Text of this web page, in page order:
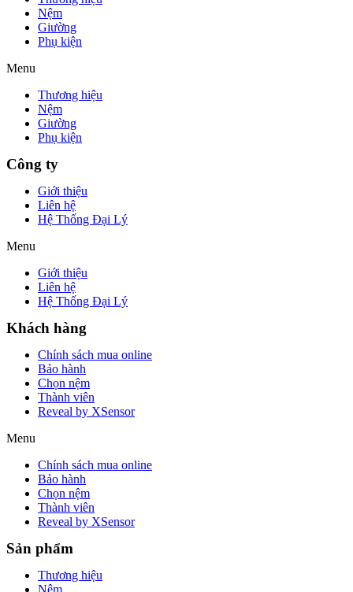
Nệm
Giường
Phụ kiện
Menu
Thương hiệu
Nệm
Giường
Phụ kiện
Công ty
Giới thiệu
Liên hệ
Hệ Thống Đại Lý
Menu
Giới thiệu
Liên hệ
Hệ Thống Đại Lý
Khách hàng
Chính sách mua online
Bảo hành
Chọn nệm
Thành viên
Reveal by XSensor
Menu
Chính sách mua online
Bảo hành
Chọn nệm
Thành viên
Reveal by XSensor
Sản phẩm
Thương hiệu
Nệm